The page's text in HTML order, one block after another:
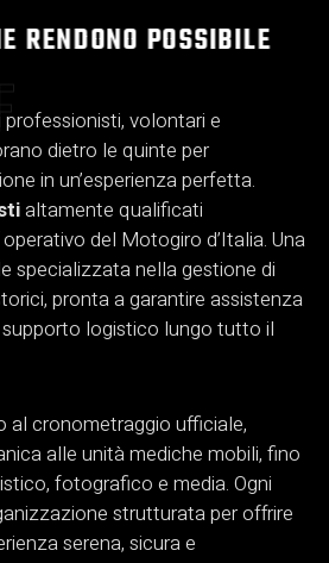
RENDONO POSSIBILE
volontari e
dietro le quinte per
in un’esperienza perfetta.
altamente qualificati
del Motogiro d’Italia. Una
specializzata nella gestione di
pronta a garantire assistenza
logistico lungo tutto il
al cronometraggio ufficiale,
alle unità mediche mobili, fino
fotografico e media. Ogni
strutturata per offrire
serena, sicura e